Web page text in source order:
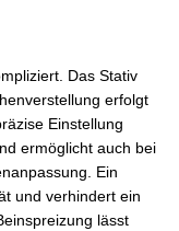
Das Stativ
erfolgt
Einstellung
ermöglicht auch bei
Ein
und verhindert ein
lässt